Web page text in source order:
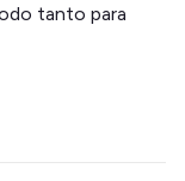
tanto para